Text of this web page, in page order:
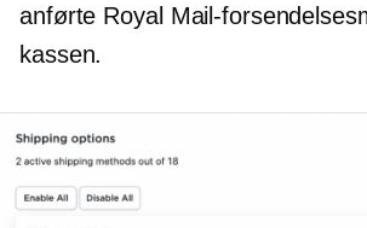
anførte Royal Mail-
kassen.